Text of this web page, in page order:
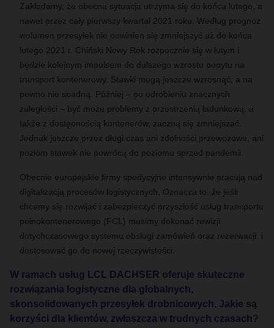
Zakładamy, że obecna sytuacja utrzyma się do końca lutego, a
nawet przez cały pierwszy kwartał 2021 roku. Według prognoz
wolumen przesyłek nie powinien się zmniejszyć aż do końca
lutego 2021 r. Chiński Nowy Rok rozpocznie się w lutym i
będzie kolejnym impulsem do dalszego wzrostu popytu na
transport kontenerowy. Stawki mogą jeszcze wzrosnąć, a na
pewno nie spadną. Później – po odrobieniu znacznych
zaległości – być może problemy z przestrzenią ładunkową, a
także z dostępnością kontenerów, zaczną się zmniejszać.
Jednak jeszcze przez długi czas ani zdolności przewozowe, ani
poziom stawek nie powrócą do poziomu sprzed pandemii.
Obecnie europejskie firmy spedycyjne intensywnie pracują nad
digitalizacją procesów logistycznych. Oznacza to, że jeśli
chcemy się rozwijać i zabezpieczyć przyszłość usług transportu
pełnokontenerowego (FCL) musimy dokonać rewizji
dotychczasowego systemu obsługi zamówień oraz rezerwacji i
dostosować go do nowej rzeczywistości.
W ramach usług LCL DACHSER oferuje skuteczne
rozwiązania logistyczne dla globalnych,
skonsolidowanych przesyłek drobnicowych. Jakie są
korzyści dla klientów, zwłaszcza w trudnych czasach?